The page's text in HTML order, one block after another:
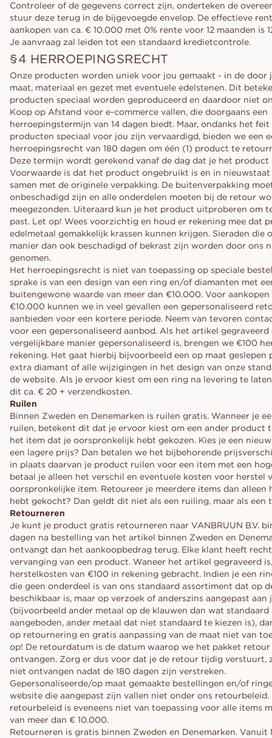
Controleer of de gegevens correct zijn, onderteken de
stuur deze terug in de bijgevoegde envelop. De effectieve
aankopen van ca. € 10.000 met 0% rente voor 12 maanden is
Je aanvraag zal leiden tot een standaard kredietcontrole.
§4 HERROEPINGSRECHT
Onze producten worden uniek voor jou gemaakt - in de door
maat, materiaal en gezet met eventuele edelstenen. Dit
producten speciaal worden geproduceerd en daardoor niet
Koop op Afstand voor e-commerce vallen, die doorgaans een
herroepingstermijn van 14 dagen biedt. Maar, ondanks het
producten speciaal voor jou zijn vervaardigd, bieden we een
herroepingsrecht van 180 dagen om één (1) product te
Deze termijn wordt gerekend vanaf de dag dat je het product
Voorwaarde is dat het product ongebruikt is en in
samen met de originele verpakking. De buitenverpakking
onbeschadigd zijn en alle onderdelen moeten bij de retour
meegezonden. Uiteraard kun je het product uitproberen om
past. Let op! Wees voorzichtig en houd er rekening mee dat
edelmetaal gemakkelijk krassen kunnen krijgen. Sieraden die
manier dan ook beschadigd of bekrast zijn worden door ons
genomen.
Het herroepingsrecht is niet van toepassing op speciale
sprake is van een design van een ring en/of diamanten met
buitengewone waarde van meer dan €10.000. Voor aankopen
€10.000 kunnen we in veel gevallen een gepersonaliseerd
aanbieden voor een kortere periode. Neem van tevoren
voor een gepersonaliseerd aanbod. Als het artikel gegraveerd
vergelijkbare manier gepersonaliseerd is, brengen we €100
rekening. Het gaat hierbij bijvoorbeeld een op maat geslepen
extra diamant of alle wijzigingen in het design van onze
de website. Als je ervoor kiest om een ring na levering te
dit ca. € 20 + verzendkosten.
Ruilen
Binnen Zweden en Denemarken is ruilen gratis. Wanneer je
ruilen, betekent dit dat je ervoor kiest om een ander product
het item dat je oorspronkelijk hebt gekozen. Kies je een
een lagere prijs? Dan betalen we het bijbehorende
in plaats daarvan je product ruilen voor een item met een
betaal je alleen het verschil en eventuele kosten voor herstel
oorspronkelijke item. Retoureer je meerdere items dan alleen
hebt gekocht? Dan geldt dit niet als een ruiling, maar als een
Retourneren
Je kunt je product gratis retourneren naar VANBRUUN B.V.
dagen na bestelling van het artikel binnen Zweden en
ontvangt dan het aankoopbedrag terug. Elke klant heeft
vervanging van een product. Waneer het artikel gegraveerd
herstelkosten van €100 in rekening gebracht. Indien je een
die geen onderdeel is van ons standaard assortiment dat op
beschikbaar is, maar op verzoek of anderszins aangepast aan
(bijvoorbeeld ander metaal op de klauwen dan wat
aangeboden, ander metaal dat niet standaard te kiezen is),
op retournering en gratis aanpassing van de maat niet van
op! De retourdatum is de datum waarop we het pakket retour
ontvangen. Zorg er dus voor dat je de retour tijdig verstuurt,
niet ontvangen nadat de 180 dagen zijn verstreken.
Gepersonaliseerde/op maat gemaakte bestellingen en/of
website die aangepast zijn vallen niet onder ons retourbeleid.
retourbeleid is eveneens niet van toepassing voor alle items
van meer dan € 10.000.
Retourneren is gratis binnen Zweden en Denemarken. Vanuit